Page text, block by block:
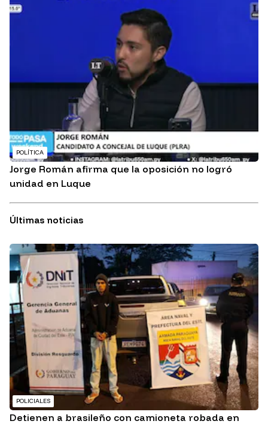
POLÍTICA
Jorge Román afirma que la oposición no logró
unidad en Luque
Últimas noticias
POLICIALES
Detienen a brasileño con camioneta robada en